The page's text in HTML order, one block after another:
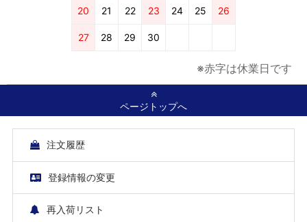
20 21 22 23 24 25 26
27 28 29 30
※赤字は休業日です
ページトップへ
注文履歴
登録情報の変更
再入荷リスト